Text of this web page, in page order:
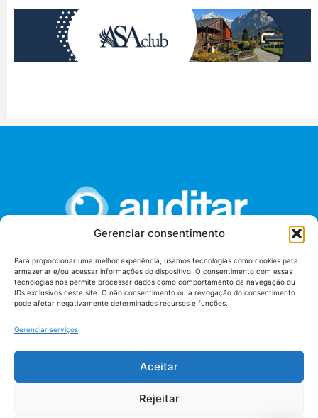
Gerenciar consentimento
Para proporcionar uma melhor experiência, usamos tecnologias como cookies para
armazenar e/ou acessar informações do dispositivo. O consentimento com essas
tecnologias nos permite processar dados como comportamento da navegação ou
IDs exclusivos neste site. O não consentimento ou a revogação do consentimento
pode afetar negativamente determinados recursos e funções.
Gerenciar serviços
Aceitar
Rejeitar
União dos Auditores Federais de Controle Externo -
AUDITAR
Setor de Administração Federal Sul (SAF/Sul), Qd. 04, Lt. 01
Tribunal de Contas da União (TCU), Subsolo, Sala S04
Termos de uso